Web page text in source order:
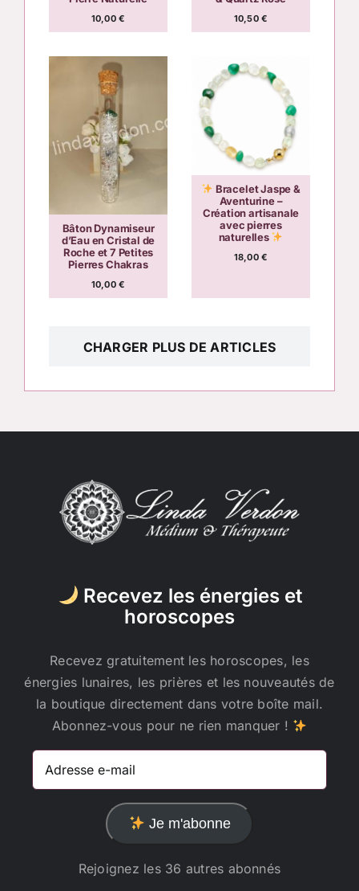
10,00 € 10,50 €
Bâton Dynamiseur
d’Eau en Cristal de
Roche et 7 Petites
Pierres Chakras
10,00 €
Bracelet Jaspe &
Aventurine –
Création artisanale
avec pierres
naturelles
18,00 €
CHARGER PLUS DE ARTICLES
Recevez les énergies et
horoscopes
Recevez gratuitement les horoscopes, les
énergies lunaires, les prières et les nouveautés de
la boutique directement dans votre boîte mail.
Abonnez-vous pour ne rien manquer !
Je m'abonne
Rejoignez les 36 autres abonnés